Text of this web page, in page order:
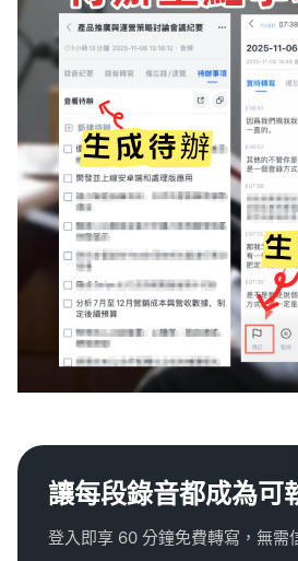
讓每段錄音都成為可
登入即享 60 分鐘免費轉寫，無需